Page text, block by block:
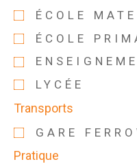
ÉCOLE
ÉCOLE
LYCÉE
Transports
GARE
Pratique